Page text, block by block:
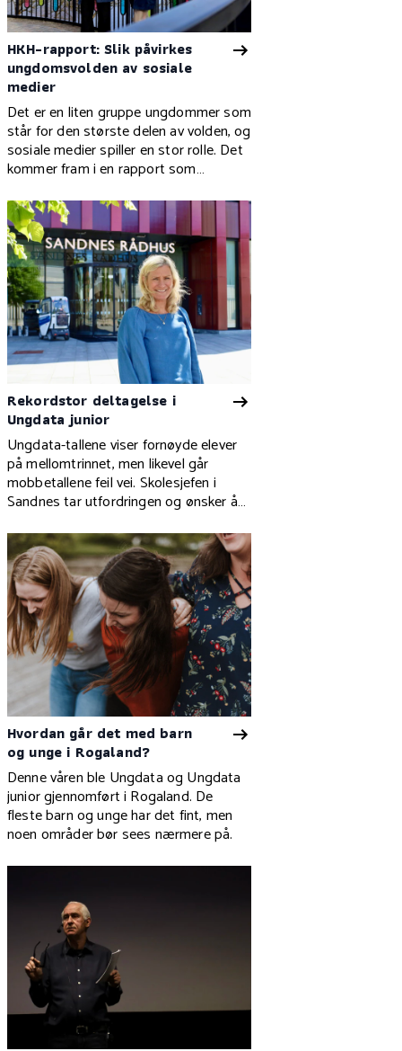
HKH-rapport: Slik påvirkes
ungdomsvolden av sosiale
medier
Det er en liten gruppe ungdommer som
står for den største delen av volden, og
sosiale medier spiller en stor rolle. Det
kommer fram i en rapport som
Stavanger.
Rekordstor deltagelse i
Ungdata junior
Ungdata-tallene viser fornøyde elever
på mellomtrinnet, men likevel går
mobbetallene feil vei. Skolesjefen i
Sandnes tar utfordringen og ønsker å
Hvordan går det med barn
og unge i Rogaland?
Denne våren ble Ungdata og Ungdata
junior gjennomført i Rogaland. De
fleste barn og unge har det fint, men
noen områder bør sees nærmere på.